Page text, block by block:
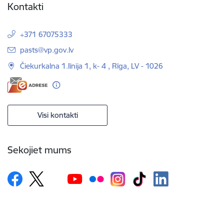
Kontakti
+371 67075333
E-pasts:
pasts@vp.gov.lv
Čiekurkalna 1.līnija 1, k- 4 , Rīga, LV - 1026
Visi kontakti
Sekojiet mums